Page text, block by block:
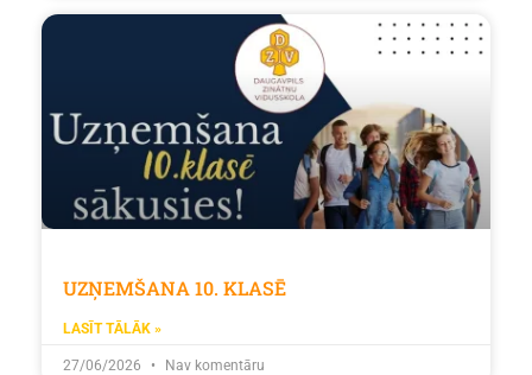
UZŅEMŠANA 10. KLASĒ
LASĪT TĀLĀK »
27/06/2026 Nav komentāru